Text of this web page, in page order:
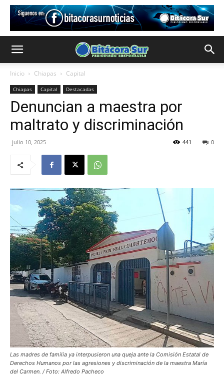
Inicio Chiapas Capital
Chiapas Capital Destacadas
Denuncian a maestra por
maltrato y discriminación
julio 10, 2025 0
441
Las madres de familia ya interpusieron una queja ante la Comisión Estatal de
Derechos Humanos por las agresiones y discriminación de la maestra María
del Carmen. / Foto: Alfredo Pacheco